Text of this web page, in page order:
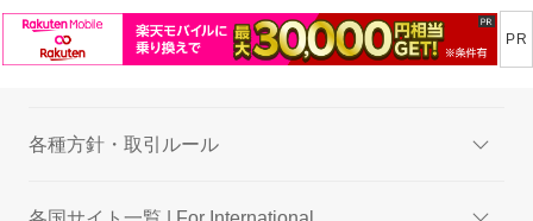
各種方針・取引ルール